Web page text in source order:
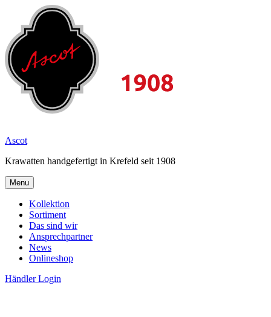
content
Ascot
Krawatten handgefertigt in Krefeld seit 1908
Menu
Kollektion
Sortiment
Das sind wir
Ansprechpartner
News
Onlineshop
Händler Login